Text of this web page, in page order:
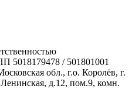
/ 501801001
обл., г.о. Королёв, г.
д.12, пом.9, комн.